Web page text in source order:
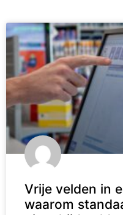
Vrije velden in
waarom